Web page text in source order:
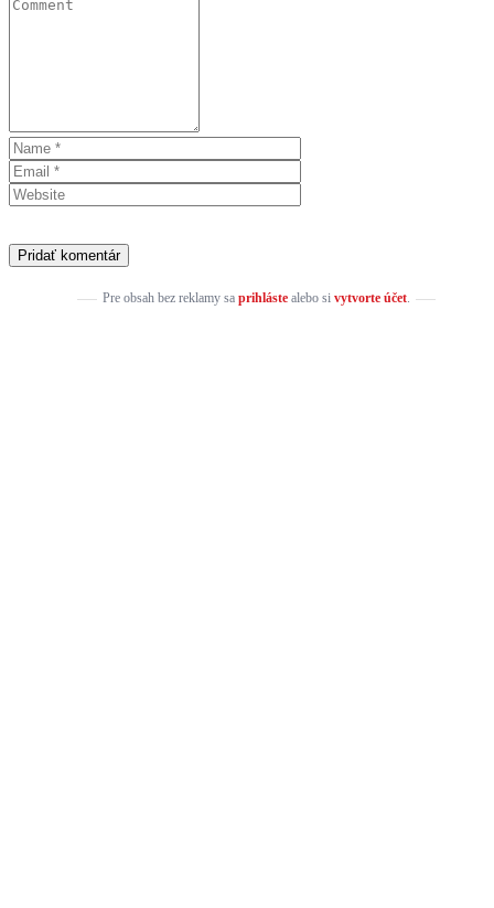
Pre obsah bez reklamy sa prihlástealebo si vytvorte účet.